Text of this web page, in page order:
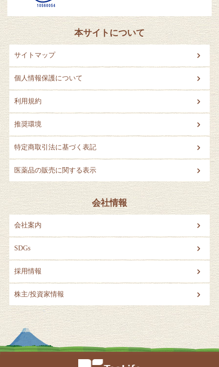
本サイトについて
サイトマップ
個人情報保護について
利用規約
推奨環境
特定商取引法に基づく表記
医薬品の販売に関する表示
会社情報
会社案内
SDGs
採用情報
株主/投資家情報